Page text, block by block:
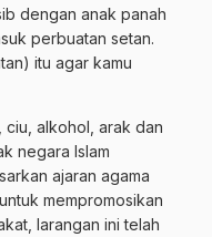
dengan anak panah
perbuatan setan.
itu agar kamu
ciu, alkohol, arak dan
negara Islam
ajaran agama
mempromosikan
larangan ini telah